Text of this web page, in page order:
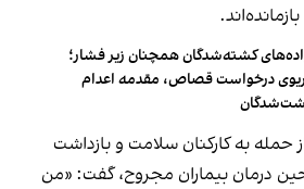
کشته‌شدگان همچنان زیر فشار؛
درخواست قصاص، مقدمه اعدام
حمله به کارکنان سلامت و بازداشت
درمان بیماران مجروح، گفت: «من